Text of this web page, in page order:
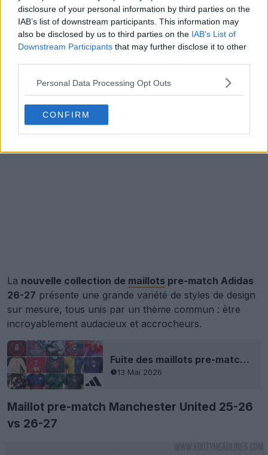
disclosure of your personal information by third parties on the
IAB’s list of downstream participants. This information may
also be disclosed by us to third parties on the IAB’s List of
Downstream Participants that may further disclose it to other
Personal Data Processing Opt Outs
CONFIRM
La nouvelle collection de maillots pre-match Adidas
26-27 présente une grande variété de styles de design
sur mesure, tous unis par un thème commun : être
incroyablement audacieux et accrocheurs.
Fuite des maillots pre-match Adidas 26-27
13 Mai 2026
Maillot pre-match Manchester United 25-26
vs 26-27